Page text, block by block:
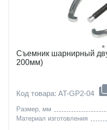
Съемник шарнирный
200мм)
Код товара: AT-GP2-04
Размер, мм
Материал изготовления